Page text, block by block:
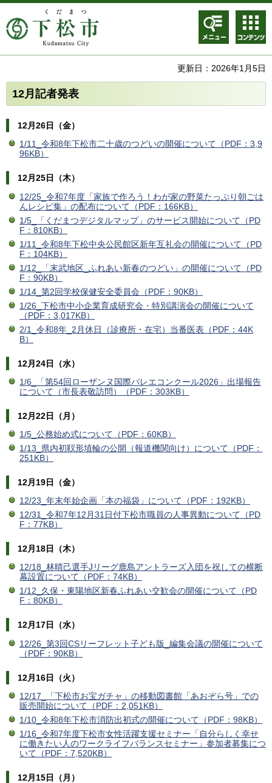
メニュ
ー
コンテ
ンツメ
ニュー
更新日：2026年1月5日
12月記者発表
12月26日（金）
1/11_令和8年下松市二十歳のつどいの開催について（PDF：3,9
96KB）
12月25日（木）
12/25_令和7年度「家族で作ろう！わが家の野菜たっぷり朝ごは
んレシピ集」の配布について（PDF：166KB）
1/5_「くだまつデジタルマップ」のサービス開始について（PD
F：810KB）
1/11_令和8年下松中央公民館区新年互礼会の開催について（PD
F：104KB）
1/12_「末武地区_ふれあい新春のつどい」の開催について（PD
F：90KB）
1/14_第2回学校保健安全委員会（PDF：90KB）
1/26_下松市中小企業育成研究会・特別講演会の開催について
（PDF：3,017KB）
2/1_令和8年_2月休日（診療所・在宅）当番医表（PDF：44K
B）
12月24日（水）
1/6_「第54回ローザンヌ国際バレエコンクール2026」出場報告
について（市長表敬訪問）（PDF：303KB）
12月22日（月）
1/5_公務始め式について（PDF：60KB）
1/13_県内初靫形埴輪の公開（報道機関向け）について（PDF：
251KB）
12月19日（金）
12/23_年末年始企画「本の福袋」について（PDF：192KB）
12/31_令和7年12月31日付下松市職員の人事異動について（PD
F：77KB）
12月18日（木）
12/18_林晴己選手Jリーグ鹿島アントラーズ入団を祝しての横断
幕設置について（PDF：74KB）
1/12_久保・東陽地区新春ふれあい交歓会の開催について（PD
F：80KB）
12月17日（水）
12/26_第3回CSリーフレット子ども版_編集会議の開催について
（PDF：90KB）
12月16日（火）
12/17_「下松市お宝ガチャ」の移動図書館「あおぞら号」での
販売開始について（PDF：2,051KB）
1/10_令和8年下松市消防出初式の開催について（PDF：98KB）
1/16_令和7年度下松市女性活躍支援セミナー「自分らしく幸せ
に働きたい人のワークライフバランスセミナー」参加者募集につ
いて（PDF：7,520KB）
12月15日（月）